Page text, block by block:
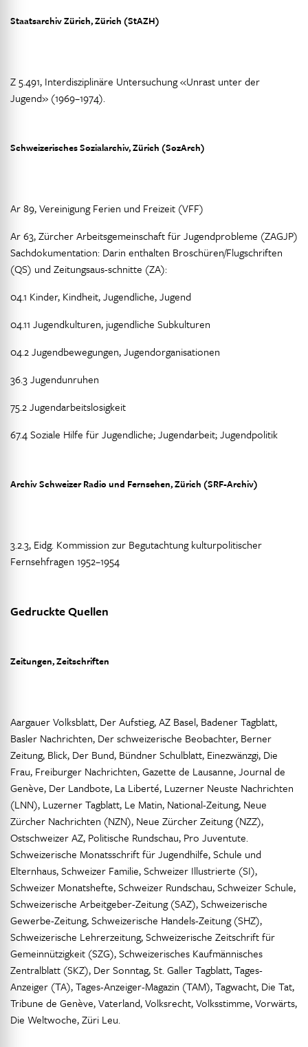
Staatsarchiv Zürich, Zürich (StAZH)
Z 5.491, Interdisziplinäre Untersuchung «Unrast unter der
Jugend» (1969–1974).
Schweizerisches Sozialarchiv, Zürich (SozArch)
Ar 89, Vereinigung Ferien und Freizeit (VFF)
Ar 63, Zürcher Arbeitsgemeinschaft für Jugendprobleme (ZAGJP)
Sachdokumentation: Darin enthalten Broschüren/Flugschriften
(QS) und Zeitungsaus-schnitte (ZA):
04.1 Kinder, Kindheit, Jugendliche, Jugend
04.11 Jugendkulturen, jugendliche Subkulturen
04.2 Jugendbewegungen, Jugendorganisationen
36.3 Jugendunruhen
75.2 Jugendarbeitslosigkeit
67.4 Soziale Hilfe für Jugendliche; Jugendarbeit; Jugendpolitik
Archiv Schweizer Radio und Fernsehen, Zürich (SRF-Archiv)
3.2.3, Eidg. Kommission zur Begutachtung kulturpolitischer
Fernsehfragen 1952–1954
Gedruckte Quellen
Zeitungen, Zeitschriften
Aargauer Volksblatt, Der Aufstieg, AZ Basel, Badener Tagblatt,
Basler Nachrichten, Der schweizerische Beobachter, Berner
Zeitung, Blick, Der Bund, Bündner Schulblatt, Einezwänzgi, Die
Frau, Freiburger Nachrichten, Gazette de Lausanne, Journal de
Genève, Der Landbote, La Liberté, Luzerner Neuste Nachrichten
(LNN), Luzerner Tagblatt, Le Matin, National-Zeitung, Neue
Zürcher Nachrichten (NZN), Neue Zürcher Zeitung (NZZ),
Ostschweizer AZ, Politische Rundschau, Pro Juventute.
Schweizerische Monatsschrift für Jugendhilfe, Schule und
Elternhaus, Schweizer Familie, Schweizer Illustrierte (SI),
Schweizer Monatshefte, Schweizer Rundschau, Schweizer Schule,
Schweizerische Arbeitgeber-Zeitung (SAZ), Schweizerische
Gewerbe-Zeitung, Schweizerische Handels-Zeitung (SHZ),
Schweizerische Lehrerzeitung, Schweizerische Zeitschrift für
Gemeinnützigkeit (SZG), Schweizerisches Kaufmännisches
Zentralblatt (SKZ), Der Sonntag, St. Galler Tagblatt, Tages-
Anzeiger (TA), Tages-Anzeiger-Magazin (TAM), Tagwacht, Die Tat,
Tribune de Genève, Vaterland, Volksrecht, Volksstimme, Vorwärts,
Die Weltwoche, Züri Leu.